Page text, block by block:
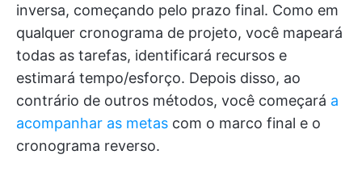
inversa, começando pelo prazo final. Como em
qualquer cronograma de projeto, você mapeará
todas as tarefas, identificará recursos e
estimará tempo/esforço. Depois disso, ao
contrário de outros métodos, você começará a
acompanhar as metas com o marco final e o
cronograma reverso.